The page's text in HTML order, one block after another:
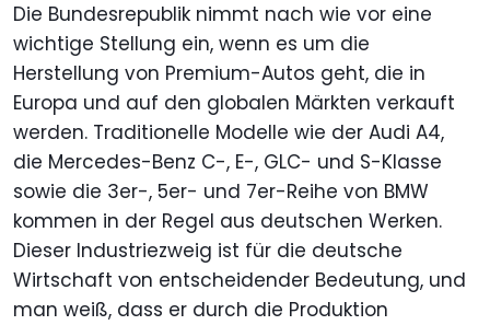
Die Bundesrepublik nimmt nach wie vor eine
wichtige Stellung ein, wenn es um die
Herstellung von Premium-Autos geht, die in
Europa und auf den globalen Märkten verkauft
werden. Traditionelle Modelle wie der Audi A4,
die Mercedes-Benz C-, E-, GLC- und S-Klasse
sowie die 3er-, 5er- und 7er-Reihe von BMW
kommen in der Regel aus deutschen Werken.
Dieser Industriezweig ist für die deutsche
Wirtschaft von entscheidender Bedeutung, und
man weiß, dass er durch die Produktion